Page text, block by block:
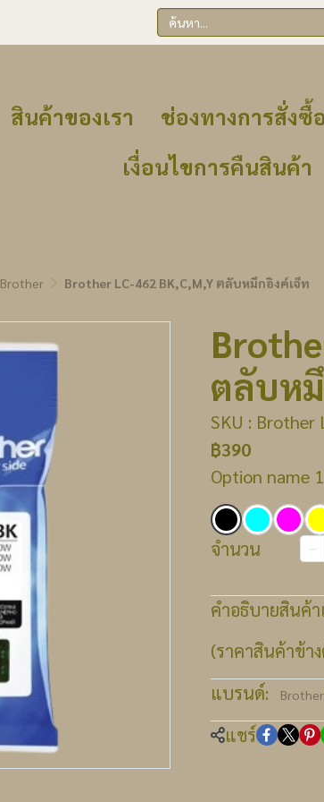
สินค้าของเรา ช่องทางการสั่งซื้อ
เงื่อนไขการคืนสินค้า
Brother Brother LC-462 BK,C,M,Y ตลับหมึกอิงค์เจ็ท
ตลับห
SKU : Brother
฿390
Option name 1
จำนวน
คำอธิบายสินค้
(ราคาสินค้าข้า
แบรนด์:
Brother
แชร์